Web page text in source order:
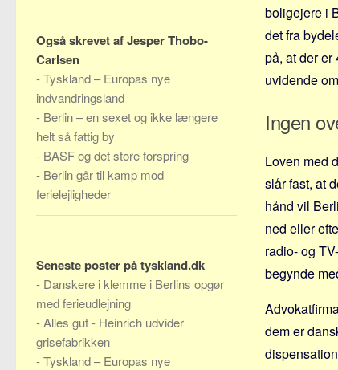
boligejere i
det fra
på, at der
uvidende
Ingen
Loven med
slår fast, at
hånd vil
ned eller
radio- og
begynde
dem er
Også skrevet af Jesper Thobo-
Carlsen
-Tyskland – Europas nye
indvandringsland
- Berlin – en sexet og ikke længere
helt så fattig by
- BASF og det store forspring
- Berlin går til kamp mod
ferielejligheder
Seneste poster på tyskland.dk
- Danskere i klemme i Berlins opgør
med ferieudlejning
-Alles gut - Heinrich udvider
grisefabrikken
-Tyskland – Europas nye